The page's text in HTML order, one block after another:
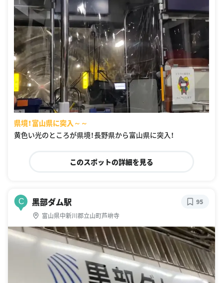
県境！富山県に突入～～
黄色い光のところが県境！長野県から富山県に突入！
このスポットの詳細を見る
C 黒部ダム駅
富山県中新川郡立山町芦峅寺
95